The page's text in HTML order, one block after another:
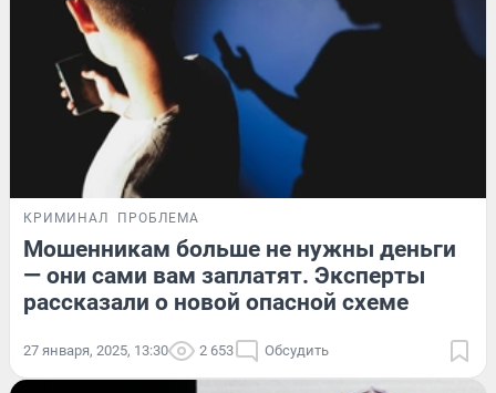
КРИМИНАЛ ПРОБЛЕМА
Мошенникам больше не нужны деньги
— они сами вам заплатят. Эксперты
рассказали о новой опасной схеме
27 января, 2025, 13:30 2 653 Обсудить